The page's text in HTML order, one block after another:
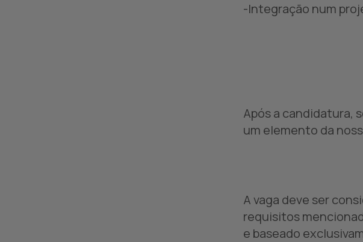
-Integração num
Após a candidatura,
um elemento da
A vaga deve ser
requisitos
e baseado